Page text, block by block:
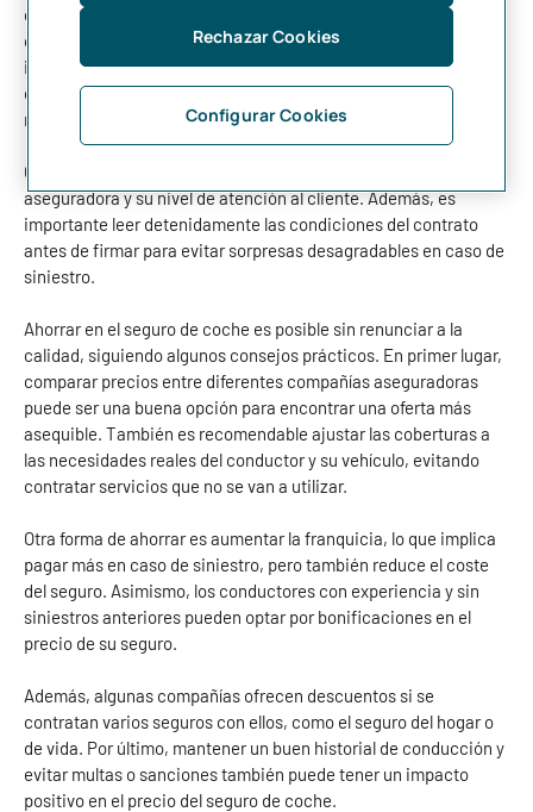
ejemplo, si tienes un coche nuevo, es recomendable que
contrates una póliza con cobertura a todo riesgo. También es
importante que compares las diferentes opciones disponibles
en el mercado y que te fijes en el precio, pero sin olvidar que lo
más barato no siempre es lo mejor.
Otro factor a considerar es la reputación de la compañía
aseguradora y su nivel de atención al cliente. Además, es
importante leer detenidamente las condiciones del contrato
antes de firmar para evitar sorpresas desagradables en caso de
siniestro.
Ahorrar en el seguro de coche es posible sin renunciar a la
calidad, siguiendo algunos consejos prácticos. En primer lugar,
comparar precios entre diferentes compañías aseguradoras
puede ser una buena opción para encontrar una oferta más
asequible. También es recomendable ajustar las coberturas a
las necesidades reales del conductor y su vehículo, evitando
contratar servicios que no se van a utilizar.
Otra forma de ahorrar es aumentar la franquicia, lo que implica
pagar más en caso de siniestro, pero también reduce el coste
del seguro. Asimismo, los conductores con experiencia y sin
siniestros anteriores pueden optar por bonificaciones en el
precio de su seguro.
Además, algunas compañías ofrecen descuentos si se
contratan varios seguros con ellos, como el seguro del hogar o
de vida. Por último, mantener un buen historial de conducción y
evitar multas o sanciones también puede tener un impacto
positivo en el precio del seguro de coche.
Configurar Cookies
Rechazar Cookies